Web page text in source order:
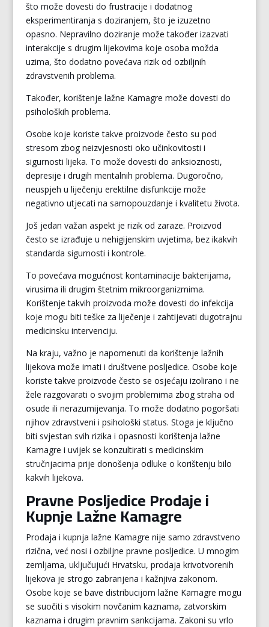
što može dovesti do frustracije i dodatnog
eksperimentiranja s doziranjem, što je izuzetno
opasno. Nepravilno doziranje može također izazvati
interakcije s drugim lijekovima koje osoba možda
uzima, što dodatno povećava rizik od ozbiljnih
zdravstvenih problema.
Također, korištenje lažne Kamagre može dovesti do
psiholoških problema.
Osobe koje koriste takve proizvode često su pod
stresom zbog neizvjesnosti oko učinkovitosti i
sigurnosti lijeka. To može dovesti do anksioznosti,
depresije i drugih mentalnih problema. Dugoročno,
neuspjeh u liječenju erektilne disfunkcije može
negativno utjecati na samopouzdanje i kvalitetu života.
Još jedan važan aspekt je rizik od zaraze. Proizvod
često se izrađuje u nehigijenskim uvjetima, bez ikakvih
standarda sigurnosti i kontrole.
To povećava mogućnost kontaminacije bakterijama,
virusima ili drugim štetnim mikroorganizmima.
Korištenje takvih proizvoda može dovesti do infekcija
koje mogu biti teške za liječenje i zahtijevati dugotrajnu
medicinsku intervenciju.
Na kraju, važno je napomenuti da korištenje lažnih
lijekova može imati i društvene posljedice. Osobe koje
koriste takve proizvode često se osjećaju izolirano i ne
žele razgovarati o svojim problemima zbog straha od
osude ili nerazumijevanja. To može dodatno pogoršati
njihov zdravstveni i psihološki status. Stoga je ključno
biti svjestan svih rizika i opasnosti korištenja lažne
Kamagre i uvijek se konzultirati s medicinskim
stručnjacima prije donošenja odluke o korištenju bilo
kakvih lijekova.
Pravne Posljedice Prodaje i
Kupnje Lažne Kamagre
Prodaja i kupnja lažne Kamagre nije samo zdravstveno
rizična, već nosi i ozbiljne pravne posljedice. U mnogim
zemljama, uključujući Hrvatsku, prodaja krivotvorenih
lijekova je strogo zabranjena i kažnjiva zakonom.
Osobe koje se bave distribucijom lažne Kamagre mogu
se suočiti s visokim novčanim kaznama, zatvorskim
kaznama i drugim pravnim sankcijama. Zakoni su vrlo